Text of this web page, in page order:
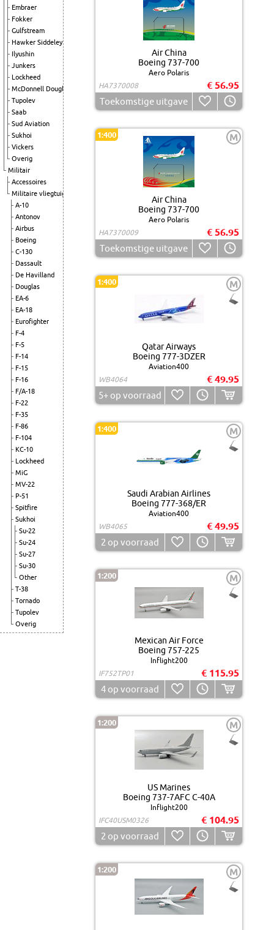
Embraer
Fokker
Gulfstream
Hawker Siddeley
Ilyushin
Junkers
Lockheed
McDonnell Douglas
Tupolev
Saab
Sud Aviation
Sukhoi
Vickers
Overig
Militair
Accessoires
Militaire vliegtuigen
A-10
Antonov
Airbus
Boeing
C-130
Dassault
De Havilland
Douglas
EA-6
EA-18
Eurofighter
F-4
F-5
F-14
F-15
F-16
F/A-18
F-22
F-35
F-86
F-104
KC-10
Lockheed
MiG
MV-22
P-51
Spitfire
Sukhoi
Su-22
Su-24
Su-27
Su-30
Other
T-38
Tornado
Tupolev
Overig
Air China
Boeing 737-700
Aero Polaris
HA7370008
€ 56.95
Toekomstige uitgave
1:400 M
Air China
Boeing 737-700
Aero Polaris
HA7370009
€ 56.95
Toekomstige uitgave
1:400 M
Qatar Airways
Boeing 777-3DZER
Aviation400
WB4064
€ 49.95
5+ op voorraad
1:400 M
Saudi Arabian Airlines
Boeing 777-368/ER
Aviation400
WB4065
€ 49.95
2 op voorraad
1:200 M
Mexican Air Force
Boeing 757-225
Inflight200
IF752TP01
€ 115.95
4 op voorraad
1:200 M
US Marines
Boeing 737-7AFC C-40A
Inflight200
IFC40USM0326
€ 104.95
2 op voorraad
1:200 M